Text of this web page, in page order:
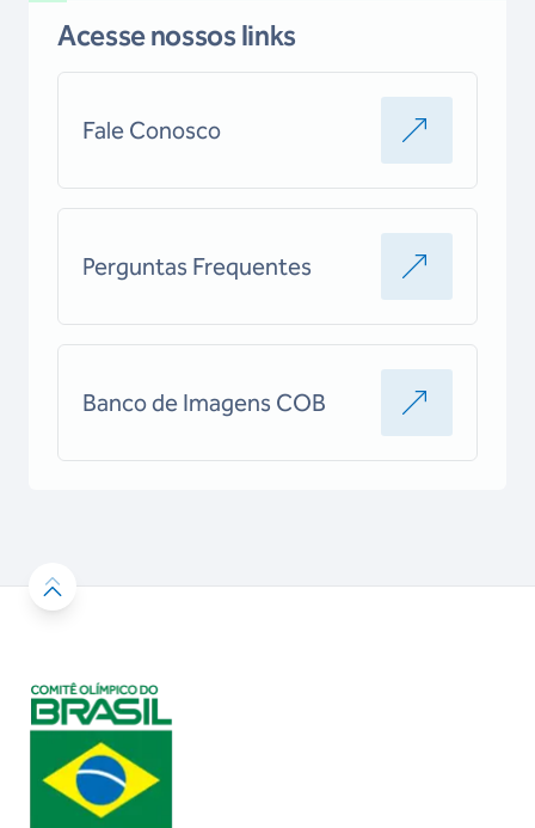
Acesse nossos links
Fale Conosco
Perguntas Frequentes
Banco de Imagens COB